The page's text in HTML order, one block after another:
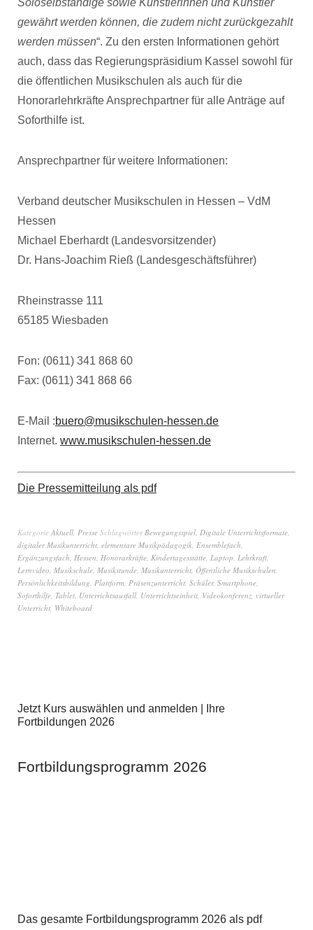
Soloselbständige sowie Künstlerinnen und Künstler
gewährt werden können, die zudem nicht zurückgezahlt
werden müssen“. Zu den ersten Informationen gehört
auch, dass das Regierungspräsidium Kassel sowohl für
die öffentlichen Musikschulen als auch für die
Honorarlehrkräfte Ansprechpartner für alle Anträge auf
Soforthilfe ist.
Ansprechpartner für weitere Informationen:
Verband deutscher Musikschulen in Hessen – VdM
Hessen
Michael Eberhardt (Landesvorsitzender)
Dr. Hans-Joachim Rieß (Landesgeschäftsführer)
Rheinstrasse 111
65185 Wiesbaden
Fon: (0611) 341 868 60
Fax: (0611) 341 868 66
E-Mail :buero@musikschulen-hessen.de
Internet. www.musikschulen-hessen.de
Die Pressemitteilung als pdf
Kategorie Aktuell, Presse SchlagwörterBewegungsspiel, Digitale Unterrichtsformate,
digitaler Musikunterricht, elementare Musikpädagogik, Ensemblefach,
Ergänzungsfach, Hessen, Honorarkräfte, Kindertagesstätte, Laptop, Lehrkraft,
Lernvideo, Musikschule, Musikstunde, Musikunterricht, Öffentliche Musikschulen,
Persönlichkeitsbildung, Plattform, Präsenzunterricht, Schüler, Smartphone,
Soforthilfe, Tablet, Unterrichtsausfall, Unterrichtseinheit, Videokonferenz, virtueller
Unterricht, Whiteboard
Jetzt Kurs auswählen und anmelden | Ihre
Fortbildungen 2026
Fortbildungsprogramm 2026
Das gesamte Fortbildungsprogramm 2026 als pdf